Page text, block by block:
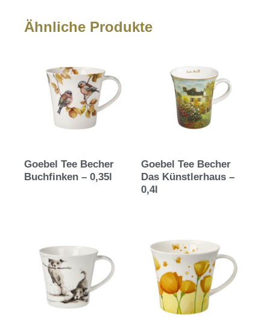
Ähnliche Produkte
Goebel Tee Becher
Buchfinken – 0,35l
Goebel Tee Becher
Das Künstlerhaus –
0,4l